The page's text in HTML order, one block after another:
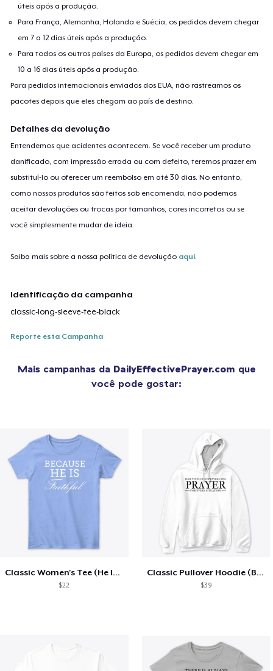
úteis após a produção.
Para França, Alemanha, Holanda e Suécia, os pedidos devem chegar
em 7 a 12 dias úteis após a produção.
Para todos os outros países da Europa, os pedidos devem chegar em
10 a 16 dias úteis após a produção.
Para pedidos internacionais enviados dos EUA, não rastreamos os
pacotes depois que eles chegam ao país de destino.
Detalhes da devolução
Entendemos que acidentes acontecem. Se você receber um produto
danificado, com impressão errada ou com defeito, teremos prazer em
substituí-lo ou oferecer um reembolso em até 30 dias. No entanto,
como nossos produtos são feitos sob encomenda, não podemos
aceitar devoluções ou trocas por tamanhos, cores incorretos ou se
você simplesmente mudar de ideia.
Saiba mais sobre a nossa política de devolução aqui.
Identificação da campanha
classic-long-sleeve-tee-black
Reporte esta Campanha
Mais campanhas da DailyEffectivePrayer.com que
você pode gostar:
Classic Women's Tee (He Is Faithful)
$22
Classic Pullover Hoodie (Black Letters)
$39